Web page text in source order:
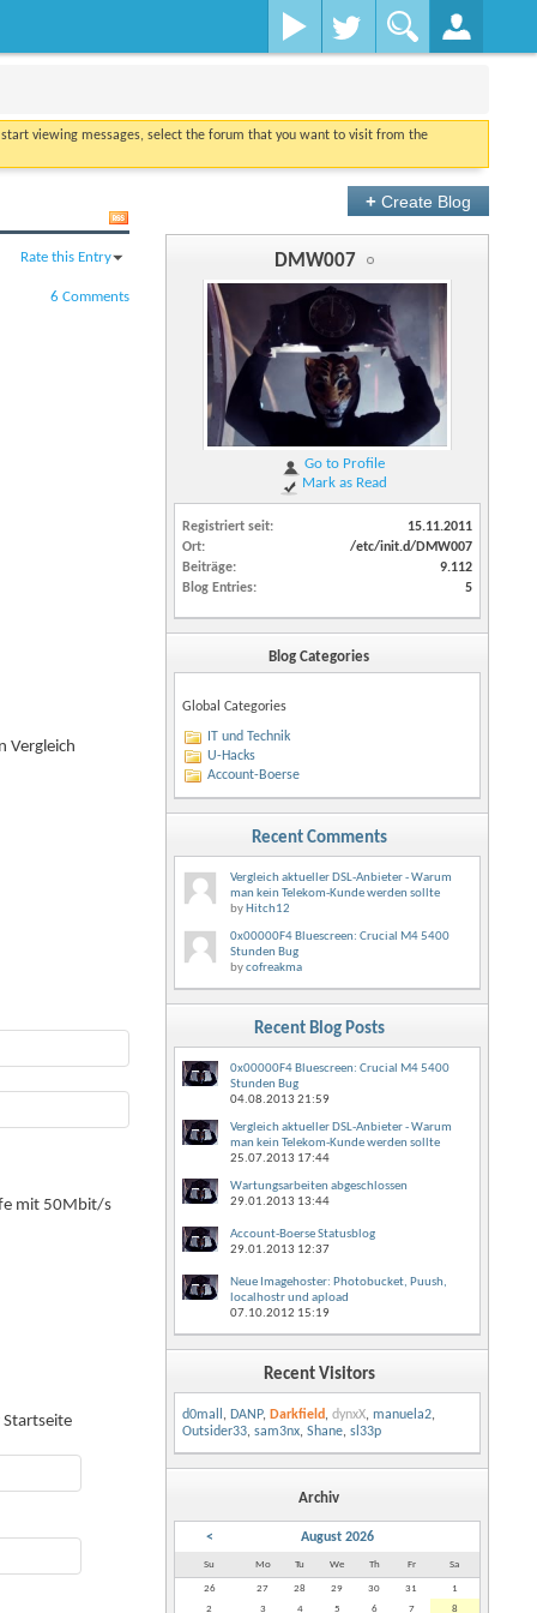
viewing messages, select the forum that you want to visit from the
Rate this Entry
6 Comments
Vergleich
mit 50Mbit/s
Startseite
+Create Blog
DMW007
Go to Profile
Mark as Read
Registriert seit
15.11.2011
Ort
/etc/init.d/DMW007
Beiträge
9.112
Blog Entries
5
Blog Categories
Global Categories
IT und Technik
U-Hacks
Account-Boerse
Recent Comments
Vergleich aktueller DSL-Anbieter - Warum
man kein Telekom-Kunde werden sollte
byHitch12
0x00000F4 Bluescreen: Crucial M4 5400
Stunden Bug
bycofreakma
Recent Blog Posts
0x00000F4 Bluescreen: Crucial M4 5400
Stunden Bug
04.08.2013 21:59
Vergleich aktueller DSL-Anbieter - Warum
man kein Telekom-Kunde werden sollte
25.07.2013 17:44
Wartungsarbeiten abgeschlossen
29.01.2013 13:44
Account-Boerse Statusblog
29.01.2013 12:37
Neue Imagehoster: Photobucket, Puush,
localhostr und apload
07.10.2012 15:19
Recent Visitors
d0mall , DANP, Darkfield, dynxX, manuela2,
Outsider33, sam3nx, Shane, sl33p
Archiv
< August 2026
Su Mo Tu We Th Fr Sa
26 27 28 29 30 31
1
2
3 4 5 6 7
8